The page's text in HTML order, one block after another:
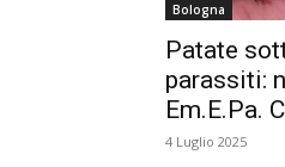
Bologna
Patate
parassiti:
Em.E.Pa.
4 Luglio 2025